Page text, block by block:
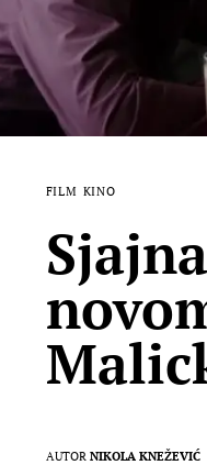
FILM KINO
AUTOR NIKOLA KNEŽEVIĆ